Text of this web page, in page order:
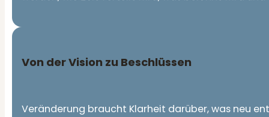
Von der Vision zu Beschlüssen
Veränderung braucht Klarheit darüber, was neu